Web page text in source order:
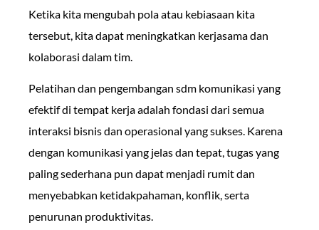
Ketika kita mengubah pola atau kebiasaan kita
tersebut, kita dapat meningkatkan kerjasama dan
kolaborasi dalam tim.
Pelatihan dan pengembangan sdm komunikasi yang
efektif di tempat kerja adalah fondasi dari semua
interaksi bisnis dan operasional yang sukses. Karena
dengan komunikasi yang jelas dan tepat, tugas yang
paling sederhana pun dapat menjadi rumit dan
menyebabkan ketidakpahaman, konflik, serta
penurunan produktivitas.